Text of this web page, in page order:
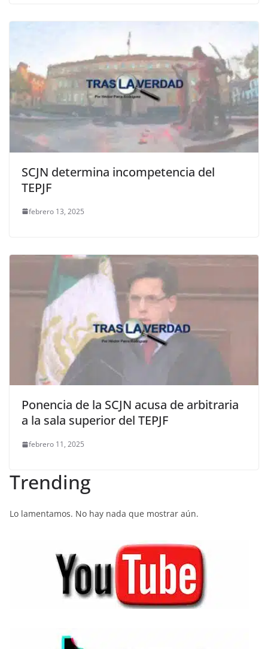
SCJN determina incompetencia del
TEPJF
febrero 13, 2025
Ponencia de la SCJN acusa de arbitraria
a la sala superior del TEPJF
febrero 11, 2025
Trending
Lo lamentamos. No hay nada que mostrar aún.